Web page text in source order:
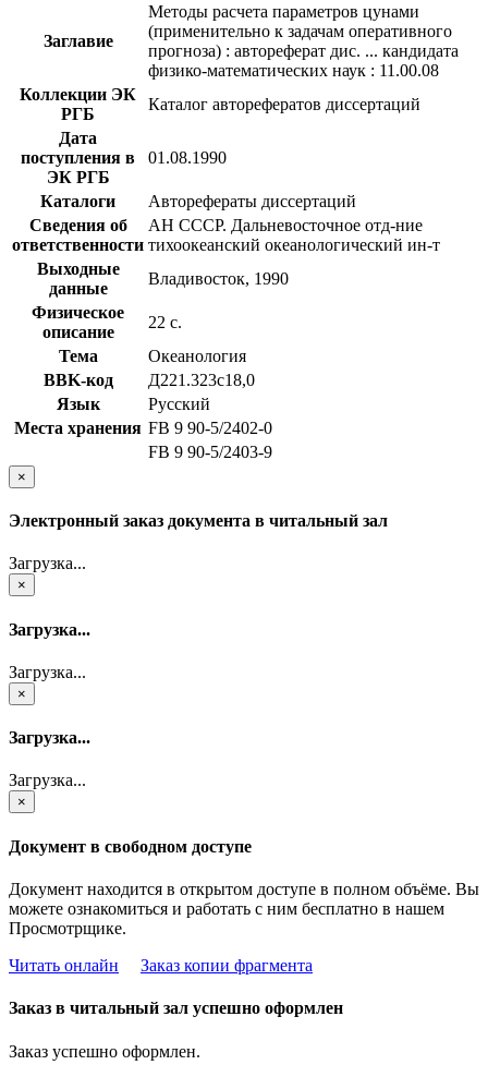
Заглавие
Методы расчета параметров цунами
(применительно к задачам оперативного
прогноза) : автореферат дис. ... кандидата
физико-математических наук : 11.00.08
Коллекции ЭК
РГБ
Каталог авторефератов диссертаций
Дата
поступления в
ЭК РГБ
01.08.1990
Каталоги
Авторефераты диссертаций
Сведения об
ответственности
АН СССР. Дальневосточное отд-ние
тихоокеанский океанологический ин-т
Выходные
данные
Владивосток, 1990
Физическое
описание
22 с.
Тема
Океанология
BBK-код
Д221.323с18,0
Язык
Русский
Места хранения FB 9 90-5/2402-0
FB 9 90-5/2403-9
×
Электронный заказ документа в читальный зал
Загрузка...
×
Загрузка...
Загрузка...
×
Загрузка...
Загрузка...
×
Документ в свободном доступе
Документ находится в открытом доступе в полном объёме. Вы
можете ознакомиться и работать с ним бесплатно в нашем
Просмотрщике.
Читать онлайн
Заказ копии фрагмента
Заказ в читальный зал успешно оформлен
Заказ успешно оформлен.